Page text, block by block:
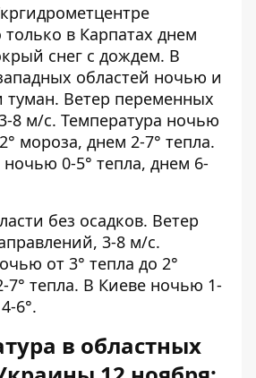
в Карпатах днем
снег с дождем. В
областей ночью и
туман. Ветер переменных
8 м/с. Температура ночью
мороза, днем ​​2-7° тепла.
0-5° тепла, днем ​​6-
без осадков. Ветер
3-8 м/с.
от 3° тепла до 2°
7° тепла. В Киеве ночью 1-
6°.
в областных